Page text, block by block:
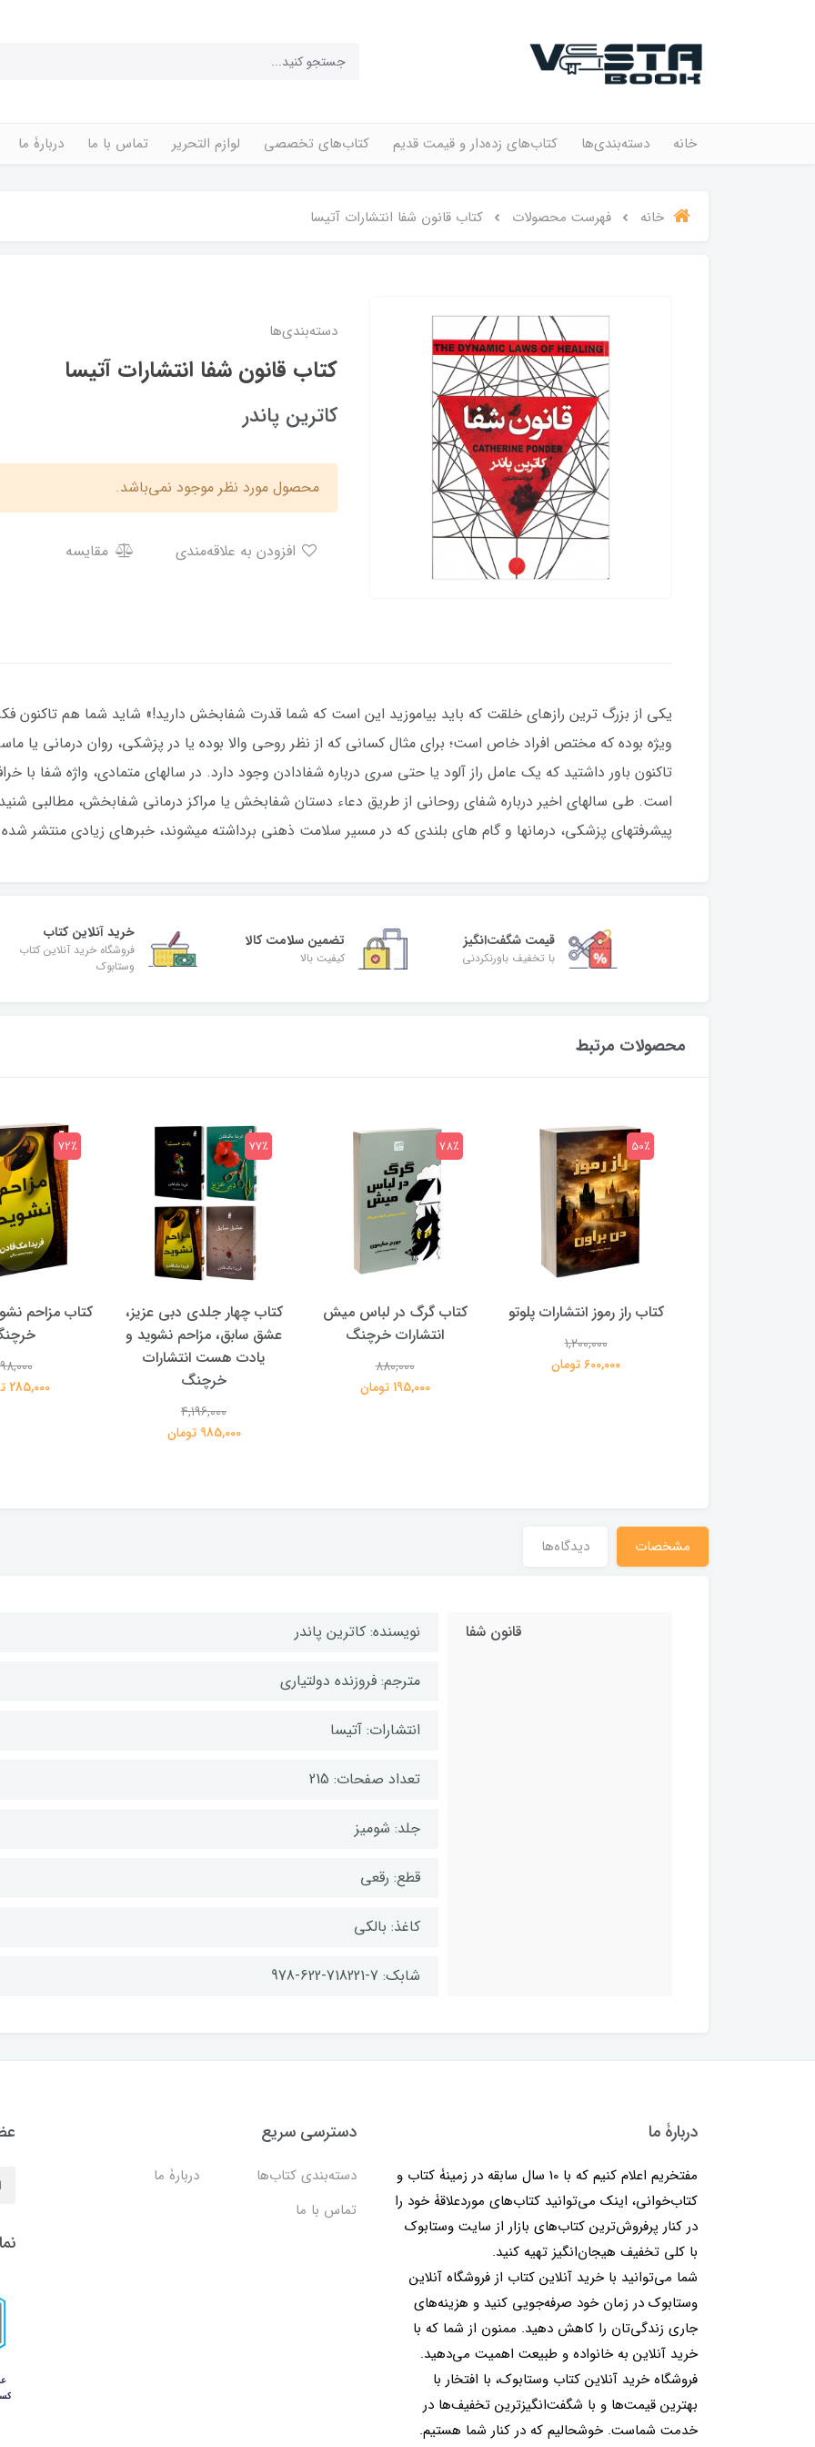
خانه دسته‌بندی‌ها کتاب‌های زده‌دار و قیمت قدیم کتاب‌های تخصصی لوازم التحریر تماس با ما دربارۀ ما
خانه فهرست محصولات کتاب قانون شفا انتشارات آتیسا
دسته‌بندی‌ها
کتاب قانون شفا انتشارات آتیسا
کاترین پاندر
محصول مورد نظر موجود نمی‌باشد.
مقایسه
یکی از بزرگ ترین رازهای خلقت که باید بیاموزید این است که شما قدرت شفابخش دارید!» شاید شما هم
ویژه بوده که مختص افراد خاص است؛ برای مثال کسانی که از نظر روحی والا بوده یا در پزشکی، روان درمانی یا
تاکنون باور داشتید که یک عامل راز آلود یا حتی سری درباره شفادادن وجود دارد. در سالهای متمادی، واژه شفا با
است. طی سالهای اخیر درباره شفای روحانی از طریق دعاء دستان شفابخش یا مراکز درمانی شفابخش، مطالبی
پیشرفتهای پزشکی، درمانها و گام های بلندی که در مسیر سلامت ذهنی برداشته میشوند، خبرهای زیادی منتشر
قیمت شگفت‌انگیز
با تخفیف باورنکردنی
تضمین سلامت کالا
کیفیت بالا
خرید آنلاین کتاب
فروشگاه خرید آنلاین کتاب
وستابوک
محصولات مرتبط
کتاب راز رموز انتشارات پلوتو
1,200,000
600,000 تومان
50٪
کتاب گرگ در لباس میش
انتشارات خرچنگ
880,000
195,000 تومان
78٪
کتاب چهار جلدی دبی عزیز،
عشق سابق، مزاحم نشوید و
یادت هست انتشارات
خرچنگ
4,196,000
985,000 تومان
77٪
کتاب مزاحم
285,000 تومان
72٪
مشخصات دیدگاه‌ها
قانون شفا نویسنده: کاترین پاندر
مترجم: فروزنده دولتیاری
انتشارات: آتیسا
تعداد صفحات: 215
جلد: شومیز
قطع: رقعی
کاغذ: بالکی
شابک: 7-718221-622-978
دربارۀ ما
مفتخریم اعلام کنیم که با 10 سال سابقه در زمینۀ کتاب و
کتاب‌خوانی، اینک می‌توانید کتاب‌های موردعلاقۀ خود را
در کنار پرفروش‌ترین کتاب‌های بازار از سایت وستابوک
با کلی تخفیف هیجان‌انگیز تهیه کنید.
شما می‌توانید با خرید آنلاین کتاب از فروشگاه آنلاین
وستابوک در زمان خود صرفه‌جویی کنید و هزینه‌های
جاری زندگی‌تان را کاهش دهید. ممنون از شما که با
خرید آنلاین به خانواده و طبیعت اهمیت می‌دهید.
فروشگاه خرید آنلاین کتاب وستابوک، با افتخار با
بهترین قیمت‌ها و با شگفت‌انگیزترین تخفیف‌ها در
خدمت شماست. خوشحالیم که در کنار شما هستیم.
دسترسی سریع
دسته‌بندی کتاب‌ها
دربارۀ ما
تماس با ما